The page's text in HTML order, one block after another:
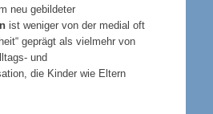
neu gebildeter
ist weniger von der medial oft
geprägt als vielmehr von
und
die Kinder wie Eltern